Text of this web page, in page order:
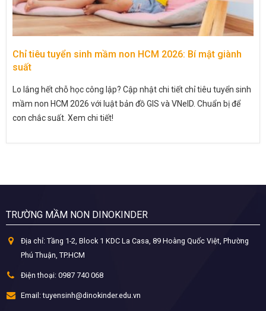
Chỉ tiêu tuyển sinh mầm non HCM 2026: Bí mật giành
suất
Lo lắng hết chỗ học công lập? Cập nhật chi tiết chỉ tiêu tuyển sinh
mầm non HCM 2026 với luật bản đồ GIS và VNeID. Chuẩn bị để
con chắc suất. Xem chi tiết!
TRƯỜNG MẦM NON DINOKINDER
Địa chỉ: Tầng 1-2, Block 1 KDC La Casa, 89 Hoàng Quốc Việt, Phường
Phú Thuận, TP.HCM
Điện thoại: 0987 740 068
Email: tuyensinh@dinokinder.edu.vn